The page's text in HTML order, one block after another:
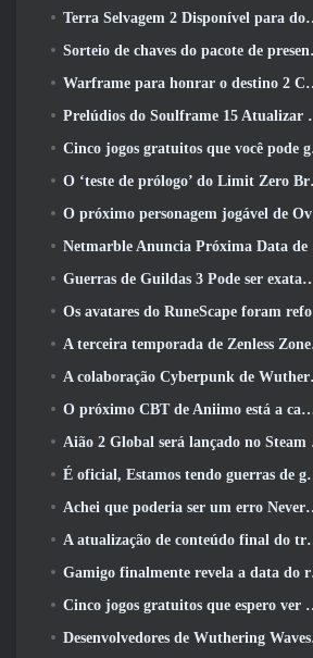
Terra Selvagem 2 Disponível para download gratuitamente (E manter) Por tempo limitado
Sorteio de chaves do pacote de presente Crystal Saga Nova
Warframe para honrar o destino 2 Com atividade e título especiais no jogo
Prelúdios do Soulframe 15 Atualizar saque e pesca de retrabalhos
Cinco jogos gratuitos que você pode gostar de experimentar durante o Bullet Fest
O ‘teste de prólogo’ do Limit Zero Breakers começa hoje
O próximo personagem jogável de Overwatch parece ser um chefe do crime ciborgue sobrecarregado
Netmarble Anuncia Próxima Data de Lançamento Global RF Online
Guerras de Guildas 3 Pode ser exatamente o que a indústria de MMO precisa agora
Os avatares do RuneScape foram reformulados na maior atualização visual do jogo nos últimos dez anos
A terceira temporada de Zenless Zone Zero começa com uma viagem para uma ilha Bangboo no céu, E para a plataforma Steam
A colaboração Cyberpunk de Wuthering Waves é exatamente o que eu quero dos meus eventos de crossover de videogame
O próximo CBT de Aniimo está a caminho… E, Temos uma janela oficial de lançamento
Aião 2 Global será lançado no Steam e no Purple ainda este ano
É oficial, Estamos tendo guerras de guildas 3
Achei que poderia ser um erro Neverness To Everness ter o evento Porsche Collab Gacha tão cedo, Mas eu estava errado
A atualização de conteúdo final do trailer de Destiny 2 é um grito de guerra
Gamigo finalmente revela a data do retorno de Gloria Victis, Será que sobreviverá na segunda vez?
Cinco jogos gratuitos que espero ver durante o Summer Game Fest
Desenvolvedores de Wuthering Waves discutem a criação da sequência de batalha Lahai-Roi Mech